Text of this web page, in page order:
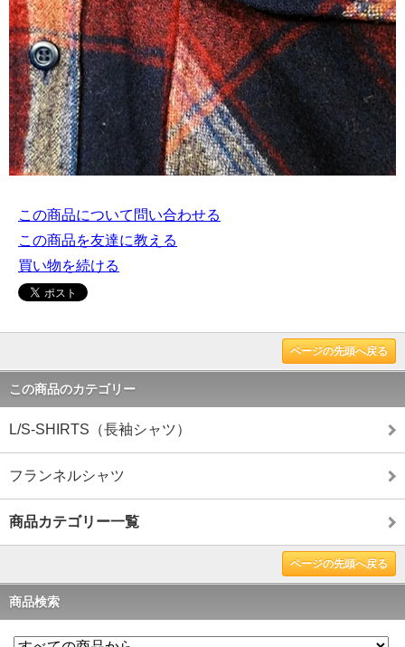
この商品について問い合わせる
この商品を友達に教える
買い物を続ける
ページの先頭へ戻る
この商品のカテゴリー
L/S-SHIRTS（長袖シャツ）
フランネルシャツ
商品カテゴリー一覧
ページの先頭へ戻る
商品検索